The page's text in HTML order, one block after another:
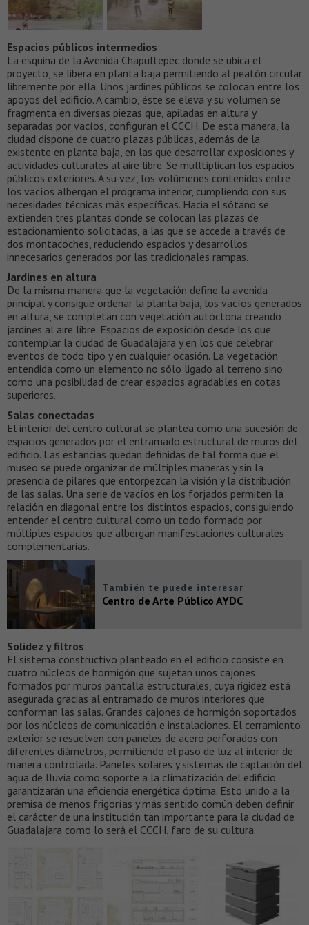
Espacios públicos intermedios
La esquina de la Avenida Chapultepec donde se ubica el
proyecto, se libera en planta baja permitiendo al peatón circular
libremente por ella. Unos jardines públicos se colocan entre los
apoyos del edificio. A cambio, éste se eleva y su volumen se
fragmenta en diversas piezas que, apiladas en altura y
separadas por vacíos, configuran el CCCH. De esta manera, la
ciudad dispone de cuatro plazas públicas, además de la
existente en planta baja, en las que desarrollar exposiciones y
actividades culturales al aire libre. Se mulltiplican los espacios
públicos exteriores. A su vez, los volúmenes contenidos entre
los vacíos albergan el programa interior, cumpliendo con sus
necesidades técnicas más específicas. Hacia el sótano se
extienden tres plantas donde se colocan las plazas de
estacionamiento solicitadas, a las que se accede a través de
dos montacoches, reduciendo espacios y desarrollos
innecesarios generados por las tradicionales rampas.
Jardines en altura
De la misma manera que la vegetación define la avenida
principal y consigue ordenar la planta baja, los vacíos generados
en altura, se completan con vegetación autóctona creando
jardines al aire libre. Espacios de exposición desde los que
contemplar la ciudad de Guadalajara y en los que celebrar
eventos de todo tipo y en cualquier ocasión. La vegetación
entendida como un elemento no sólo ligado al terreno sino
como una posibilidad de crear espacios agradables en cotas
superiores.
Salas conectadas
El interior del centro cultural se plantea como una sucesión de
espacios generados por el entramado estructural de muros del
edificio. Las estancias quedan definidas de tal forma que el
museo se puede organizar de múltiples maneras y sin la
presencia de pilares que entorpezcan la visión y la distribución
de las salas. Una serie de vacíos en los forjados permiten la
relación en diagonal entre los distintos espacios, consiguiendo
entender el centro cultural como un todo formado por
múltiples espacios que albergan manifestaciones culturales
complementarias.
También te puede interesar
Centro de Arte Público AYDC
Solidez y filtros
El sistema constructivo planteado en el edificio consiste en
cuatro núcleos de hormigón que sujetan unos cajones
formados por muros pantalla estructurales, cuya rigidez está
asegurada gracias al entramado de muros interiores que
conforman las salas. Grandes cajones de hormigón soportados
por los núcleos de comunicación e instalaciones. El cerramiento
exterior se resuelven con paneles de acero perforados con
diferentes diámetros, permitiendo el paso de luz al interior de
manera controlada. Paneles solares y sistemas de captación del
agua de lluvia como soporte a la climatización del edificio
garantizarán una eficiencia energética óptima. Esto unido a la
premisa de menos frigorías y más sentido común deben definir
el carácter de una institución tan importante para la ciudad de
Guadalajara como lo será el CCCH, faro de su cultura.